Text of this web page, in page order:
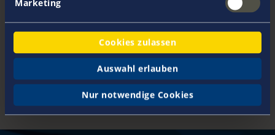
Cookies zulassen
Auswahl erlauben
Nur notwendige Cookies
2012Grunnla Pantaenius Australia Pty Ltd i
2015Åpning av kontor i Oslo, Norge
(Pantaenius NUF)
2017Åpning av avdeling i Gdansk/Polen
Grunnlegger av Pantaenius Hellas
Underwriting Agency